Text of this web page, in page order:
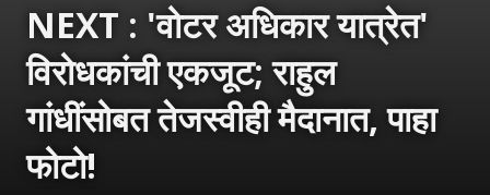
NEXT : 'वोटर अधिकार यात्रेत'
विरोधकांची एकजूट; राहुल
गांधींसोबत तेजस्वीही मैदानात, पाहा
फोटो!